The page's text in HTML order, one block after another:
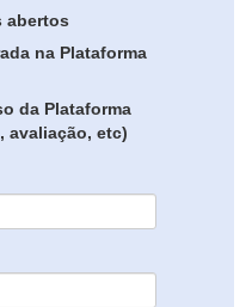
abertos
na Plataforma
da Plataforma
avaliação, etc)